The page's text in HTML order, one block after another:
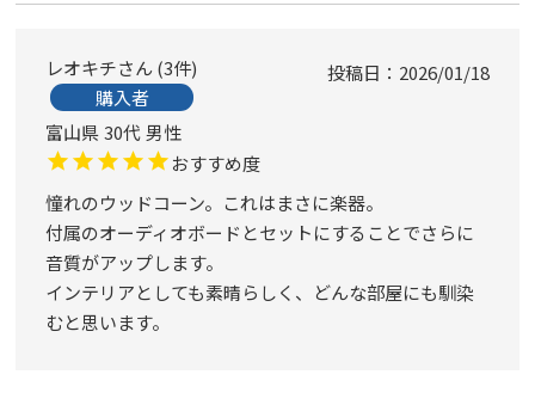
レオキチ 3件
購入者
富山県 30代 男性
投稿日 2026/01/18
おすすめ度
憧れのウッドコーン。これはまさに楽器。
付属のオーディオボードとセットにすることでさらに
音質がアップします。
インテリアとしても素晴らしく、どんな部屋にも馴染
むと思います。